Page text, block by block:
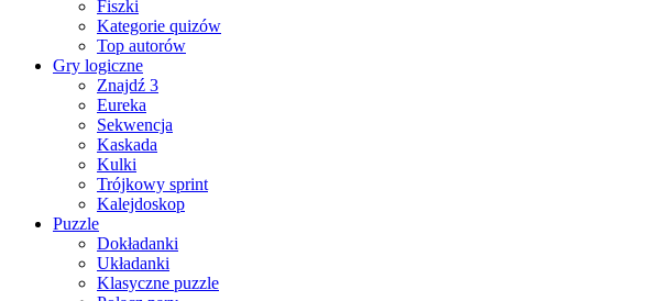
Fiszki
Kategorie quizów
Top autorów
Gry logiczne
Znajdź 3
Eureka
Sekwencja
Kaskada
Kulki
Trójkowy sprint
Kalejdoskop
Puzzle
Dokładanki
Układanki
Klasyczne puzzle